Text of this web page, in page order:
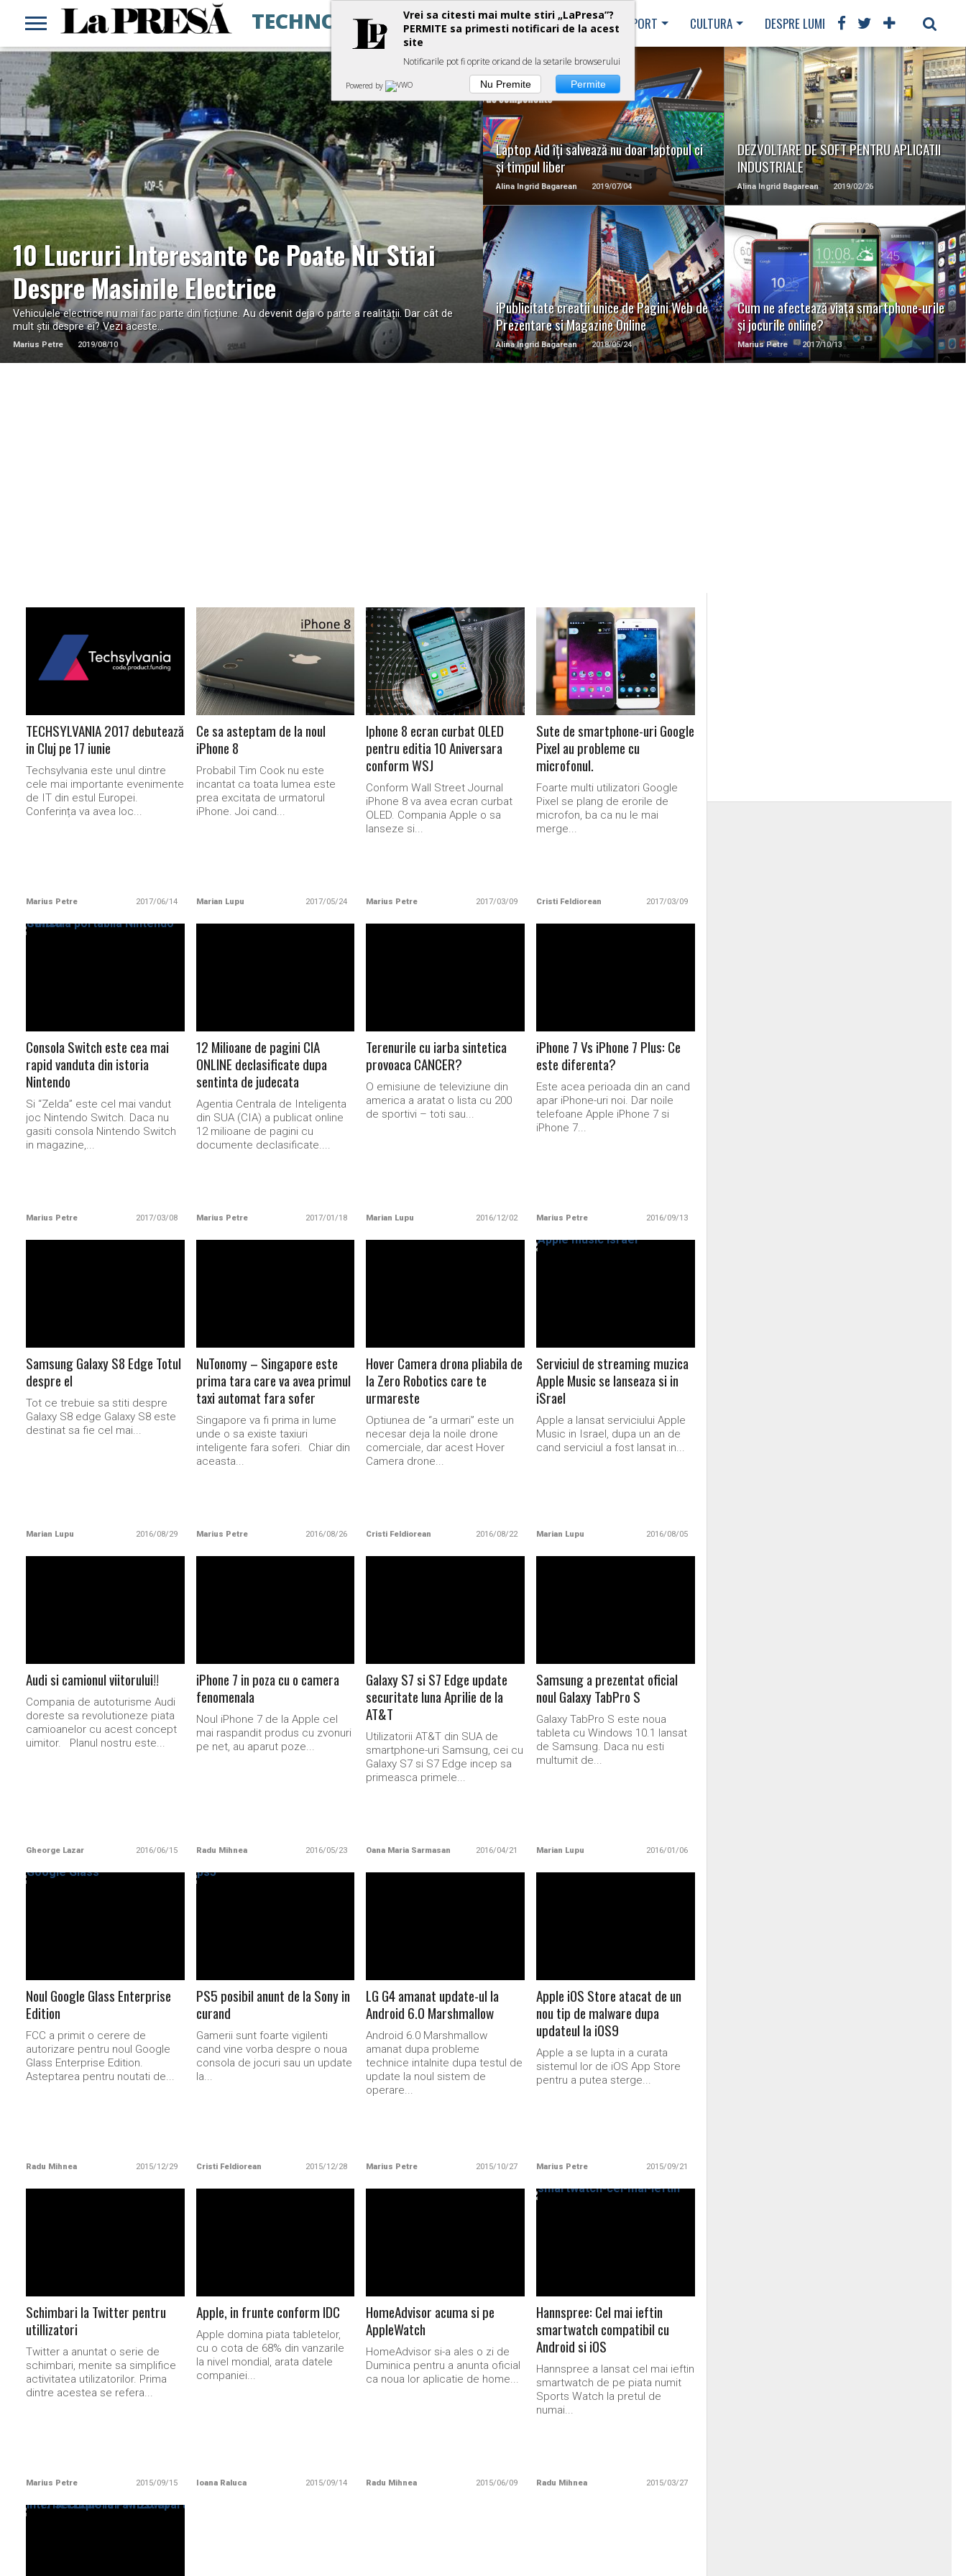
TECHNOLOGIE STIRI POLITICA MONDEN SPORT CULTURA DESPRE LUME ALIMENTATIE
10 Lucruri Interesante Ce Poate Nu Stiai
Despre Masinile Electrice
Vehiculele electrice nu mai fac parte din ficțiune. Au devenit deja o parte a realității. Dar cât de
mult știi despre ei? Vezi aceste...
Marius Petre 2019/08/10
READ MORE
Laptop Aid îți salvează nu doar laptopul ci
și timpul liber
Alina Ingrid Bagarean 2019/07/04
READ MORE
DEZVOLTARE DE SOFT PENTRU APLICATII
INDUSTRIALE
Alina Ingrid Bagarean 2019/02/26
READ MORE
iPublicitate creatii unice de Pagini Web de
Prezentare si Magazine Online
Alina Ingrid Bagarean 2018/05/24
READ MORE
Cum ne afectează viața smartphone-urile
și jocurile online?
Marius Petre 2017/10/13
READ MORE
READ MORE
TECHSYLVANIA 2017 debutează
in Cluj pe 17 iunie
Techsylvania este unul dintre
cele mai importante evenimente
de IT din estul Europei.
Conferința va avea loc...
Marius Petre 2017/06/14
READ MORE
Ce sa asteptam de la noul
iPhone 8
Probabil Tim Cook nu este
incantat ca toata lumea este
prea excitata de urmatorul
iPhone. Joi cand...
Marian Lupu 2017/05/24
READ MORE
Iphone 8 ecran curbat OLED
pentru editia 10 Aniversara
conform WSJ
Conform Wall Street Journal
iPhone 8 va avea ecran curbat
OLED. Compania Apple o sa
lanseze si...
Marius Petre 2017/03/09
READ MORE
Sute de smartphone-uri Google
Pixel au probleme cu
microfonul.
Foarte multi utilizatori Google
Pixel se plang de erorile de
microfon, ba ca nu le mai
merge...
Cristi Feldiorean 2017/03/09
Consola Switch este cea mai
rapid vanduta din istoria
Nintendo
Si “Zelda” este cel mai vandut
joc Nintendo Switch. Daca nu
gasiti consola Nintendo Switch
in magazine,...
Marius Petre 2017/03/08
12 Milioane de pagini CIA
ONLINE declasificate dupa
sentinta de judecata
Agentia Centrala de Inteligenta
din SUA (CIA) a publicat online
12 milioane de pagini cu
documente declasificate....
Marius Petre 2017/01/18
Terenurile cu iarba sintetica
provoaca CANCER?
O emisiune de televiziune din
america a aratat o lista cu 200
de sportivi – toti sau...
Marian Lupu 2016/12/02
iPhone 7 Vs iPhone 7 Plus: Ce
este diferenta?
Este acea perioada din an cand
apar iPhone-uri noi. Dar noile
telefoane Apple iPhone 7 si
iPhone 7...
Marius Petre 2016/09/13
Samsung Galaxy S8 Edge Totul
despre el
Tot ce trebuie sa stiti despre
Galaxy S8 edge Galaxy S8 este
destinat sa fie cel mai...
Marian Lupu 2016/08/29
NuTonomy – Singapore este
prima tara care va avea primul
taxi automat fara sofer
Singapore va fi prima in lume
unde o sa existe taxiuri
inteligente fara soferi. Chiar din
aceasta...
Marius Petre 2016/08/26
Hover Camera drona pliabila de
la Zero Robotics care te
urmareste
Optiunea de “a urmari” este un
necesar deja la noile drone
comerciale, dar acest Hover
Camera drone...
Cristi Feldiorean 2016/08/22
Serviciul de streaming muzica
Apple Music se lanseaza si in
iSrael
Apple a lansat serviciului Apple
Music in Israel, dupa un an de
cand serviciul a fost lansat in...
Marian Lupu 2016/08/05
Audi si camionul viitorului!!
Compania de autoturisme Audi
doreste sa revolutioneze piata
camioanelor cu acest concept
uimitor. Planul nostru este...
Gheorge Lazar 2016/06/15
iPhone 7 in poza cu o camera
fenomenala
Noul iPhone 7 de la Apple cel
mai raspandit produs cu zvonuri
pe net, au aparut poze...
Radu Mihnea 2016/05/23
Galaxy S7 si S7 Edge update
securitate luna Aprilie de la
AT&T
Utilizatorii AT&T din SUA de
smartphone-uri Samsung, cei cu
Galaxy S7 si S7 Edge incep sa
primeasca primele...
Oana Maria Sarmasan 2016/04/21
Samsung a prezentat oficial
noul Galaxy TabPro S
Galaxy TabPro S este noua
tableta cu Windows 10.1 lansat
de Samsung. Daca nu esti
multumit de...
Marian Lupu 2016/01/06
Noul Google Glass Enterprise
Edition
FCC a primit o cerere de
autorizare pentru noul Google
Glass Enterprise Edition.
Asteptarea pentru noutati de...
Radu Mihnea 2015/12/29
PS5 posibil anunt de la Sony in
curand
Gamerii sunt foarte vigilenti
cand vine vorba despre o noua
consola de jocuri sau un update
la...
Cristi Feldiorean 2015/12/28
LG G4 amanat update-ul la
Android 6.0 Marshmallow
Android 6.0 Marshmallow
amanat dupa probleme
technice intalnite dupa testul de
update la noul sistem de
operare...
Marius Petre 2015/10/27
Apple iOS Store atacat de un
nou tip de malware dupa
updateul la iOS9
Apple a se lupta in a curata
sistemul lor de iOS App Store
pentru a putea sterge...
Marius Petre 2015/09/21
Schimbari la Twitter pentru
utillizatori
Twitter a anuntat o serie de
schimbari, menite sa simplifice
activitatea utilizatorilor. Prima
dintre acestea se refera...
Marius Petre 2015/09/15
Apple, in frunte conform IDC
Apple domina piata tabletelor,
cu o cota de 68% din vanzarile
la nivel mondial, arata datele
companiei...
Ioana Raluca 2015/09/14
HomeAdvisor acuma si pe
AppleWatch
HomeAdvisor si-a ales o zi de
Duminica pentru a anunta oficial
ca noua lor aplicatie de home...
Radu Mihnea 2015/06/09
Hannspree: Cel mai ieftin
smartwatch compatibil cu
Android si iOS
Hannspree a lansat cel mai ieftin
smartwatch de pe piata numit
Sports Watch la pretul de
numai...
Radu Mihnea 2015/03/27
Vrei sa citesti mai multe stiri „LaPresa”?
PERMITE sa primesti notificari de la acest
site
Notificarile pot fi oprite oricand de la setarile browserului
Powered by Nu Premite Permite